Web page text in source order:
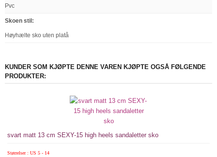
Pvc
Skoen stil :
Høyhælte sko uten platå
KUNDER SOM KJØPTE DENNE VAREN KJØPTE OGSÅ FØLGENDE
PRODUKTER:
svart matt 13 cm SEXY-15 high heels sandaletter sko
Størrelser : US 5 - 14